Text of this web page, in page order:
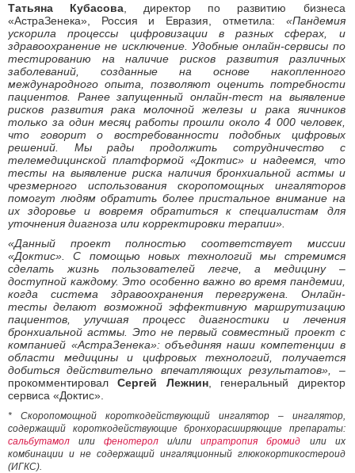
Татьяна Кубасова , директор по развитию бизнеса
«АстраЗенека», Россия и Евразия, отметила: «Пандемия
ускорила процессы цифровизации в разных сферах, и
здравоохранение не исключение. Удобные онлайн-сервисы по
тестированию на наличие рисков развития различных
заболеваний, созданные на основе накопленного
международного опыта, позволяют оценить потребности
пациентов. Ранее запущенный онлайн-тест на выявление
рисков развития рака молочной железы и рака яичников
только за один месяц работы прошли около 4 000 человек,
что говорит о востребованности подобных цифровых
решений. Мы рады продолжить сотрудничество с
телемедицинской платформой «Доктис» и надеемся, что
тесты на выявление риска наличия бронхиальной астмы и
чрезмерного использования скоропомощных ингаляторов
помогут людям обратить более пристальное внимание на
их здоровье и вовремя обратиться к специалистам для
уточнения диагноза или корректировки терапии».
«Данный проект полностью соответствует миссии
«Доктис». С помощью новых технологий мы стремимся
сделать жизнь пользователей легче, а медицину –
доступной каждому. Это особенно важно во время пандемии,
когда система здравоохранения перегружена. Онлайн-
тесты делают возможной эффективную маршрутизацию
пациентов, улучшая процесс диагностики и лечения
бронхиальной астмы. Это не первый совместный проект с
компанией «АстраЗенека»: объединяя наши компетенции в
области медицины и цифровых технологий, получается
добиться действительно впечатляющих результатов», –
прокомментировал Сергей Лежнин, генеральный директор
сервиса «Доктис».
* Скоропомощной короткодействующий ингалятор – ингалятор,
содержащий короткодействующие бронхорасширяющие препараты:
сальбутамол илифенотерол и/илиипратропия бромид или их
комбинации и не содержащий ингаляционный глюкокортикостероид
(ИГКС).